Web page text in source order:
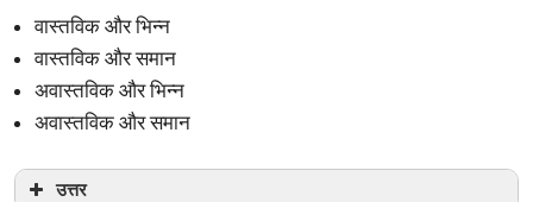
वास्तविक और भिन्न
वास्तविक और समान
अवास्तविक और भिन्न
अवास्तविक और समान
उत्तर